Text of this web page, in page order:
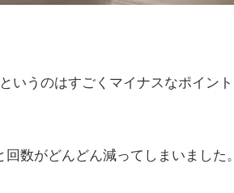
というのはすごくマイナスなポイント
回数がどんどん減ってしまいました。